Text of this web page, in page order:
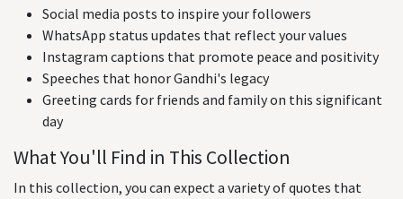
Social media posts to inspire your followers
WhatsApp status updates that reflect your values
Instagram captions that promote peace and positivity
Speeches that honor Gandhi's legacy
Greeting cards for friends and family on this significant
day
What You'll Find in This Collection
In this collection, you can expect a variety of quotes that